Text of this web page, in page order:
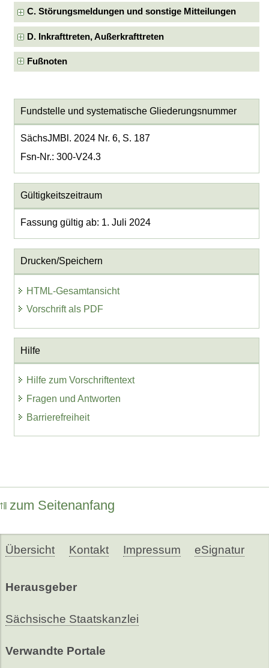
C. Störungsmeldungen und sonstige Mitteilungen
D. Inkrafttreten, Außerkrafttreten
Fußnoten
Fundstelle und systematische Gliederungsnummer
SächsJMBl. 2024 Nr. 6, S. 187
Fsn-Nr.: 300-V24.3
Gültigkeitszeitraum
Fassung gültig ab: 1. Juli 2024
Drucken/Speichern
HTML-Gesamtansicht
Vorschrift als PDF
Hilfe
Hilfe zum Vorschriftentext
Fragen und Antworten
Barrierefreiheit
zum Seitenanfang
Übersicht Kontakt Impressum eSignatur
Herausgeber
Sächsische Staatskanzlei
Verwandte Portale